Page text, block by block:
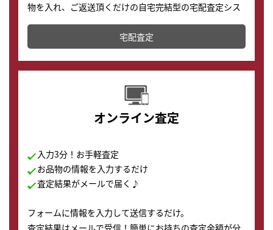
物を入れ、ご返送頂くだけの自宅完結型の宅配査定シス
テムです。
配送でも簡単&安全に査定・買取に出すことが可能で
す。
宅配査定
オンライン査定
入力3分！お手軽査定
お品物の情報を入力するだけ
査定結果がメールで届く♪
フォームに情報を入力して送信するだけ。